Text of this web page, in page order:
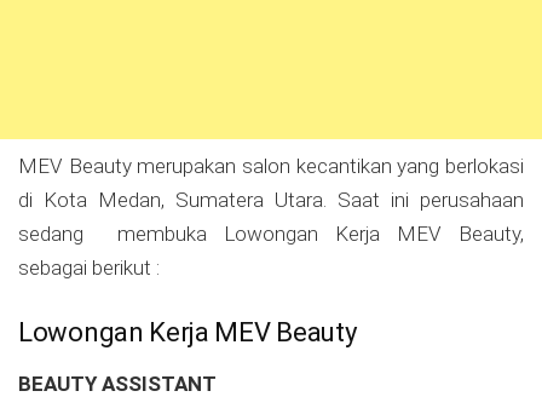
MEV Beauty merupakan salon kecantikan yang berlokasi
di Kota Medan, Sumatera Utara. Saat ini perusahaan
sedang membuka Lowongan Kerja MEV Beauty,
sebagai berikut :
Lowongan Kerja MEV Beauty
BEAUTY ASSISTANT